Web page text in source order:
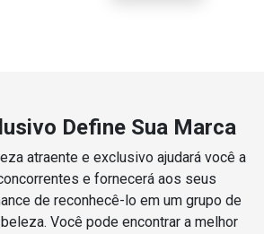
Define Sua Marca
atraente e exclusivo ajudará você a
e fornecerá aos seus
de reconhecê-lo em um grupo de
Você pode encontrar a melhor